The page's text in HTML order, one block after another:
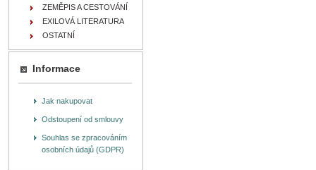
ZEMĚPIS A CESTOVÁNÍ
EXILOVÁ LITERATURA
OSTATNÍ
Informace
Jak nakupovat
Odstoupení od smlouvy
Souhlas se zpracováním
osobních údajů (GDPR)